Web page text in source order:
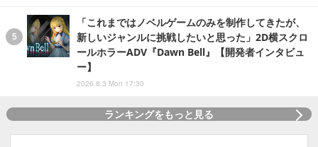
「これまではノベルゲームのみを制作してきたが、
新しいジャンルに挑戦したいと思った」2D横スクロ
ールホラーADV『Dawn Bell』【開発者インタビュ
ー】
2026.8.3 Mon 17:30
ランキングをもっと見る